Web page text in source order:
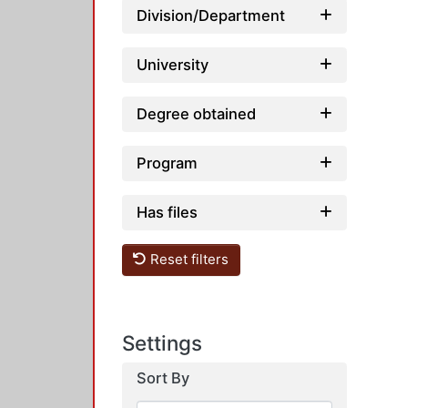
Division/Department
University
Degree obtained
Program
Has files
Reset filters
Settings
Sort By